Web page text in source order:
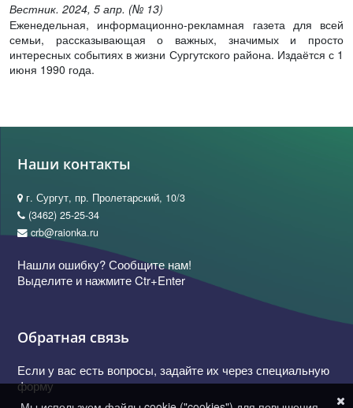
Вестник. 2024, 5 апр. (№ 13)
Еженедельная, информационно-рекламная газета для всей
семьи, рассказывающая о важных, значимых и просто
интересных событиях в жизни Сургутского района. Издаётся с 1
июня 1990 года.
Наши контакты
г. Сургут, пр. Пролетарский, 10/3
(3462) 25-25-34
crb@raionka.ru
Нашли ошибку? Сообщите нам!
Выделите и нажмите Ctr+Enter
Обратная связь
Если у вас есть вопросы, задайте их через специальную
форму